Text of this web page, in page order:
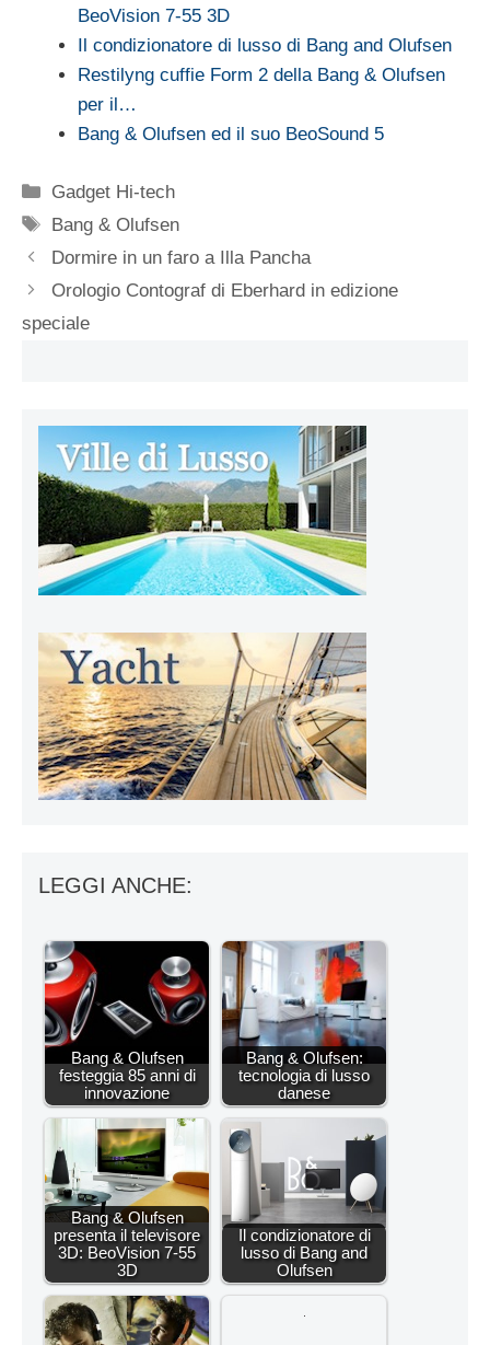
BeoVision 7-55 3D
Il condizionatore di lusso di Bang and Olufsen
Restilyng cuffie Form 2 della Bang & Olufsen
per il…
Bang & Olufsen ed il suo BeoSound 5
Categorie
Gadget Hi-tech
Tag
Bang & Olufsen
Dormire in un faro a Illa Pancha
Orologio Contograf di Eberhard in edizione
speciale
LEGGI ANCHE:
Bang & Olufsen
festeggia 85 anni di
innovazione
Bang & Olufsen:
tecnologia di lusso
danese
Bang & Olufsen
presenta il televisore
3D: BeoVision 7-55
3D
Il condizionatore di
lusso di Bang and
Olufsen